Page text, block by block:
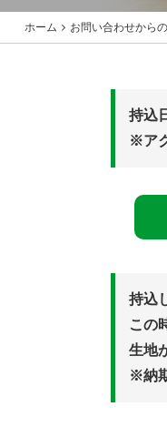
ホーム お問い合わせから
持込
※ア
持込
この
生地
※納